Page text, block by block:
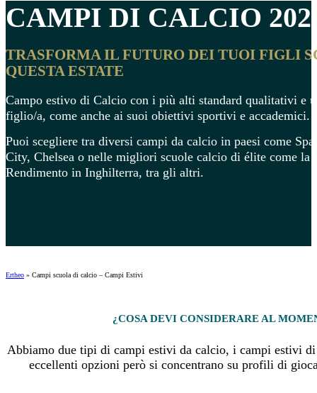
CAMPI DI CALCIO
TRASFORMA IL FUTURO DEI TUOI FIGLI
QUESTA ESTATE
Campo estivo di Calcio con i più alti standard qualitativi e
figlio/a, come anche ai suoi obiettivi sportivi e accademici.
Puoi scegliere tra diversi campi da calcio in paesi come
City, Chelsea o nelle migliori scuole calcio di élite come
Rendimento in Inghilterra, tra gli altri.
Ertheo » Campi scuola di calcio – Campi Estivi
¿COSA DEVI CONSIDERARE AL
Abbiamo due tipi di campi estivi da calcio, i campi estivi
eccellenti opzioni però si concentrano su profili di